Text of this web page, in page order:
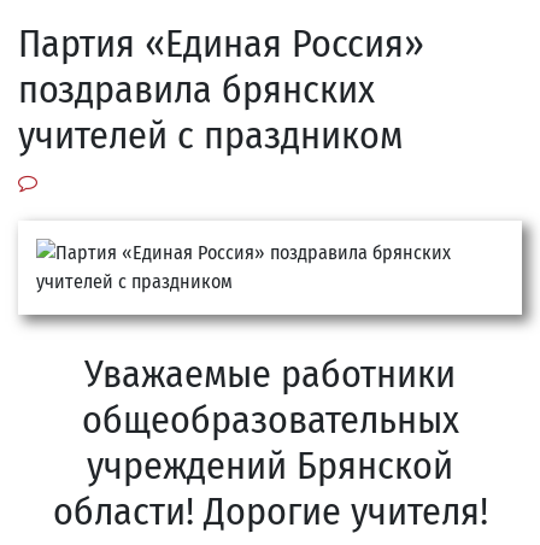
Партия «Единая Россия»
поздравила брянских
учителей с праздником
Уважаемые работники
общеобразовательных
учреждений Брянской
области! Дорогие учителя!